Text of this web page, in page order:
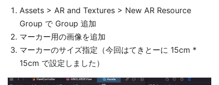
Assets > AR and Textures > New AR Resource
Group で Group 追加
マーカー用の画像を追加
マーカーのサイズ指定（今回はてきとーに 15cm *
15cm で設定しました）